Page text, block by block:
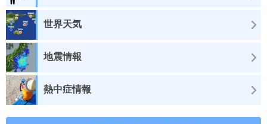
世界天気
地震情報
熱中症情報